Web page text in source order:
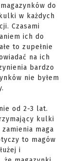
do
w każdych
Czasami
ich do
to zupełnie
na ich
bardzo
nie byłem
od 2-3 lat.
kulki
maga
to magów
i